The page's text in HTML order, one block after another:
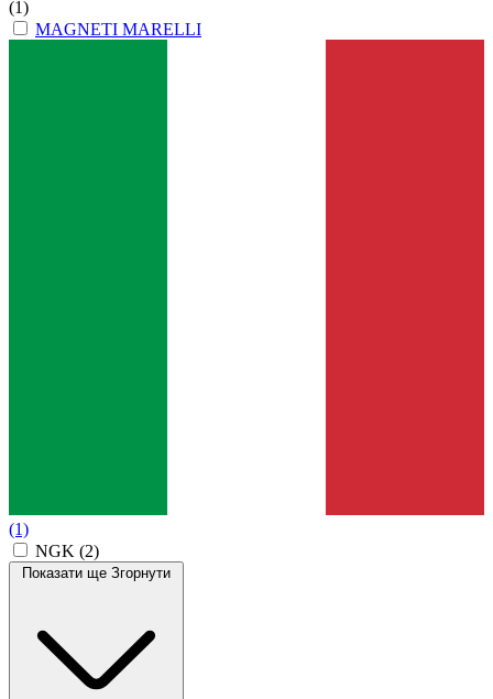
(1)
MAGNETI MARELLI
(1)
NGK (2)
Показати ще Згорнути